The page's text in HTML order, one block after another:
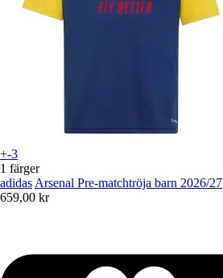
+-3
1 färger
adidas Arsenal Pre-matchtröja barn 2026/27
659,00 kr